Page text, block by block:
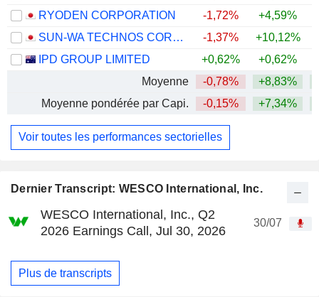
Dernier Transcript: WESCO International, Inc.
WESCO International, Inc., Q2
2026 Earnings Call, Jul 30, 2026
30/07
Plus de transcripts
RYODEN CORPORATION
-1,72% +4,59%
SUN-WA TECHNOS CORPORATION
-1,37% +10,12%
IPD GROUP LIMITED
+0,62% +0,62%
Moyenne
-0,78% +8,83%
Moyenne pondérée par Capi.
-0,15% +7,34%
Voir toutes les performances sectorielles